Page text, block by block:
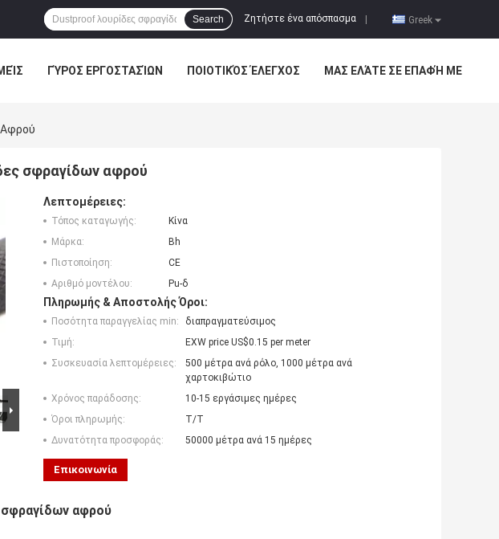
Greek
Ζητήστε ένα απόσπασμα
Search
ΓΎΡΟΣ ΕΡΓΟΣΤΑΣΊΩΝ ΠΟΙΟΤΙΚΌΣ ΈΛΕΓΧΟΣ ΜΑΣ ΕΛΆΤΕ ΣΕ ΕΠΑΦΉ ΜΕ
σφραγίδων αφρού
Λεπτομέρειες:
Τόπος καταγωγής:
Κίνα
Μάρκα:
Bh
Πιστοποίηση:
CE
Αριθμό μοντέλου:
Pu-δ
Πληρωμής & Αποστολής Όροι:
Ποσότητα παραγγελίας min:
διαπραγματεύσιμος
Τιμή:
EXW price US$0.15 per meter
Συσκευασία λεπτομέρειες:
500 μέτρα ανά ρόλο, 1000 μέτρα ανά
χαρτοκιβώτιο
Χρόνος παράδοσης:
10-15 εργάσιμες ημέρες
Όροι πληρωμής:
T/T
Δυνατότητα προσφοράς:
50000 μέτρα ανά 15 ημέρες
Επικοινωνία
αφρού